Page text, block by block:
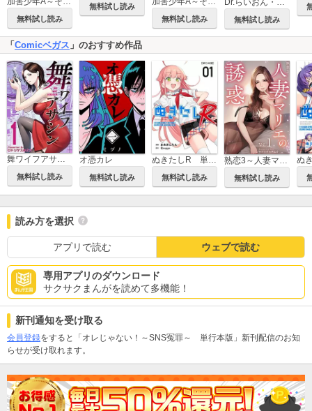
無料試し読み
無料試し読み
無料試し読み
Dr.らいおん・子供のこころのお医者さん
無料試し読み
「 Comicベガス 」のおすすめ作品
舞ワイフアサシン
無料試し読み
オ憑カレ
無料試し読み
ぬきたしR 単行本版
無料試し読み
熟恋3～人妻マリエの誘惑～
無料試し読み
読み方を選択
アプリで読む ウェブで読む
専用アプリのダウンロード
サクサクまんがを読めて多機能！
新刊通知を受け取る
会員登録をすると「オレじゃない！～SNS冤罪～ 単行本版」新刊配信のお知
らせが受け取れます。